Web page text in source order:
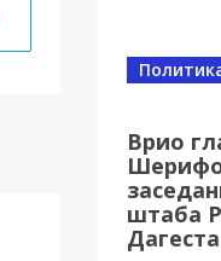
От
16 часов
Врио
штаба